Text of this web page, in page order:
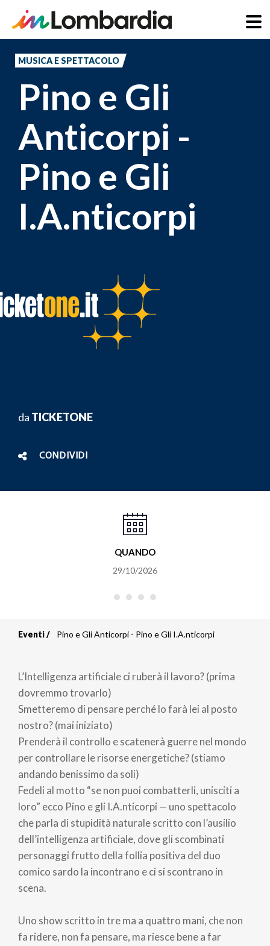
principale
MUSICA E SPETTACOLO
Pino e Gli
Anticorpi -
Pino e Gli
I.A.nticorpi
da TICKETONE
CONDIVIDI
QUANDO
29/10/2026
di
pane
Eventi Pino e Gli Anticorpi - Pino e Gli I.A.nticorpi
L’Intelligenza artificiale ci ruberà il lavoro? (prima
dovremmo trovarlo)
Smetteremo di pensare perché lo farà lei al posto
nostro? (mai iniziato)
Prenderà il controllo e scatenerà guerre nel mondo
per controllare le risorse energetiche? (stiamo
andando benissimo da soli)
Fedeli al motto “se non puoi combatterli, unisciti a
loro” ecco Pino e gli I.A.nticorpi — uno spettacolo
che parla di stupidità naturale scritto con l’ausilio
dell’intelligenza artificiale, dove gli scombinati
personaggi frutto della follia positiva del duo
comico sardo la incontrano e ci si scontrano in
scena.
Uno show scritto in tre ma a quattro mani, che non
fa ridere, non fa pensare, ma riesce bene a far